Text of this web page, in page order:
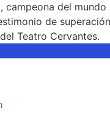
campeona del
de
Teatro Cervantes.